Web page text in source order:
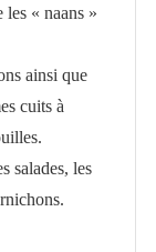
les « naans »
ainsi que
cuits à
salades, les